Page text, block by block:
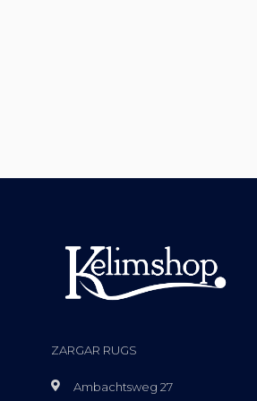
ZARGAR RUGS
Ambachtsweg 27